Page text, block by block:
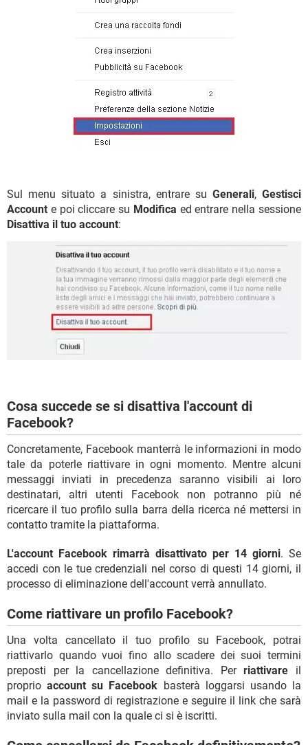
Sul menu situato a sinistra, entrare su Generali, Gestisci
Account e poi cliccare su Modifica ed entrare nella sessione
Disattiva il tuo account:
Cosa succede se si disattiva l'account di
Facebook?
Concretamente, Facebook manterrà le informazioni in modo
tale da poterle riattivare in ogni momento. Mentre alcuni
messaggi inviati in precedenza saranno visibili ai loro
destinatari, altri utenti Facebook non potranno più né
ricercare il tuo profilo sulla barra della ricerca né mettersi in
contatto tramite la piattaforma.
L'account Facebook rimarrà disattivato per 14 giorni. Se
accedi con le tue credenziali nel corso di questi 14 giorni, il
processo di eliminazione dell'account verrà annullato.
Come riattivare un profilo Facebook?
Una volta cancellato il tuo profilo su Facebook, potrai
riattivarlo quando vuoi fino allo scadere dei suoi termini
preposti per la cancellazione definitiva. Perriattivare il
proprioaccount su Facebook basterà loggarsi usando la
mail e la password di registrazione e seguire il link che sarà
inviato sulla mail con la quale ci si è iscritti.